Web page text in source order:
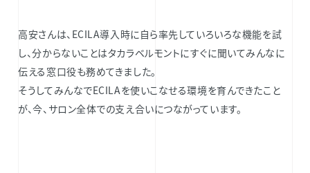
高安さんは、ECILA導入時に自ら率先していろいろな機能を試
し、分からないことはタカラベルモントにすぐに聞いてみんなに
伝える窓口役も務めてきました。
そうしてみんなでECILAを使いこなせる環境を育んできたこと
が、今、サロン全体での支え合いにつながっています。